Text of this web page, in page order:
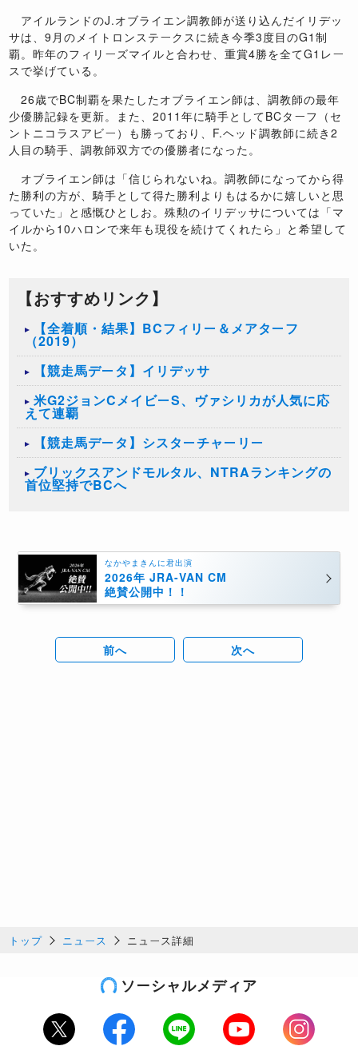
アイルランドのJ.オブライエン調教師が送り込んだイリデッ
サは、9月のメイトロンステークスに続き今季3度目のG1制
覇。昨年のフィリーズマイルと合わせ、重賞4勝を全てG1レー
スで挙げている。
26歳でBC制覇を果たしたオブライエン師は、調教師の最年
少優勝記録を更新。また、2011年に騎手としてBCターフ（セ
ントニコラスアビー）も勝っており、F.ヘッド調教師に続き2
人目の騎手、調教師双方での優勝者になった。
オブライエン師は「信じられないね。調教師になってから得
た勝利の方が、騎手として得た勝利よりもはるかに嬉しいと思
っていた」と感慨ひとしお。殊勲のイリデッサについては「マ
イルから10ハロンで来年も現役を続けてくれたら」と希望して
いた。
【おすすめリンク】
【全着順・結果】BCフィリー＆メアターフ
（2019）
【競走馬データ】イリデッサ
米G2ジョンCメイビーS、ヴァシリカが人気に応
えて連覇
【競走馬データ】シスターチャーリー
ブリックスアンドモルタル、NTRAランキングの
首位堅持でBCへ
なかやまきんに君出演
2026年 JRA-VAN CM
絶賛公開中！！
前へ 次へ
トップ ニュース ニュース詳細
ソーシャルメディア
Twitter Facebook LINE Youtube Instagram